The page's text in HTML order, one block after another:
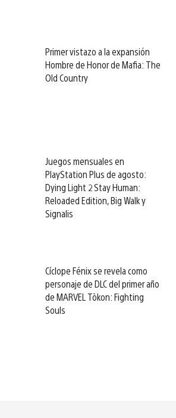
Primer vistazo a la expansión
Hombre de Honor de Mafia: The
Old Country
Juegos mensuales en
PlayStation Plus de agosto:
Dying Light 2 Stay Human:
Reloaded Edition, Big Walk y
Signalis
Cíclope Fénix se revela como
personaje de DLC del primer año
de MARVEL Tōkon: Fighting
Souls